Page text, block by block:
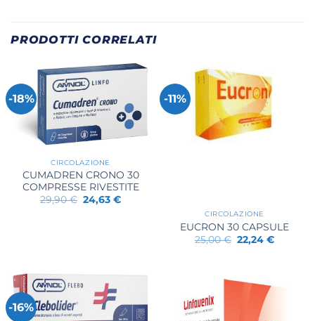
PRODOTTI CORRELATI
-18%
CIRCOLAZIONE
CUMADREN CRONO 30
COMPRESSE RIVESTITE
29,90€ Il
prezzo
24,63€Il
-11%
CIRCOLAZIONE
EUCRON 30 CAPSULE
25,00€ Il
prezzo
22,24€Il
-16%